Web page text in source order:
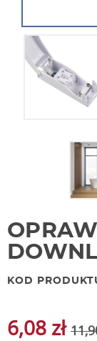
KOD
6,08 zł